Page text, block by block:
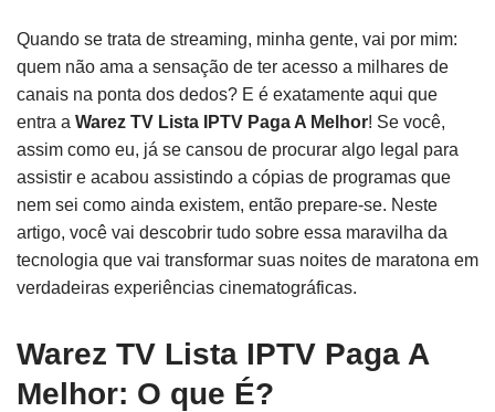
Quando se trata de streaming, minha gente, vai por mim:
quem não ama a sensação de ter acesso a milhares de
canais na ponta dos dedos? E é exatamente aqui que
entra a Warez TV Lista IPTV Paga A Melhor! Se você,
assim como eu, já se cansou de procurar algo legal para
assistir e acabou assistindo a cópias de programas que
nem sei como ainda existem, então prepare-se. Neste
artigo, você vai descobrir tudo sobre essa maravilha da
tecnologia que vai transformar suas noites de maratona em
verdadeiras experiências cinematográficas.
Warez TV Lista IPTV Paga A
Melhor: O que É?